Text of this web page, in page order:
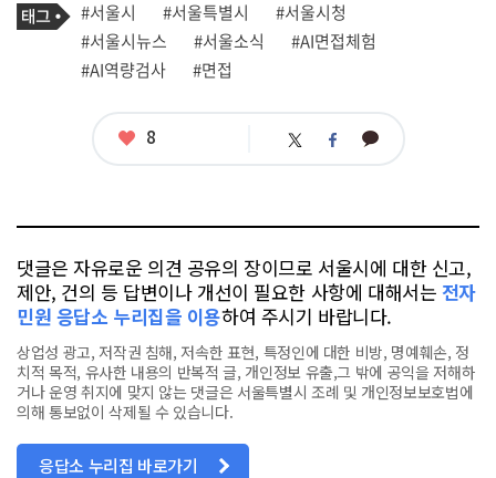
사
관
련
태
태
그
#서울시 #서울특별시
#서울시청
#서울시뉴스
#서울소식
#AI면접체험
#AI역량검사
#면접
좋
8 트 페 카
댓글은 자유로운 의견 공유의 장이므로 서울시에 대한 신고,
제안, 건의 등 답변이나 개선이 필요한 사항에 대해서는 전자
민원 응답소 누리집을 이용하여 주시기 바랍니다.
상업성 광고, 저작권 침해, 저속한 표현, 특정인에 대한 비방, 명예훼손, 정
치적 목적, 유사한 내용의 반복적 글, 개인정보 유출,그 밖에 공익을 저해하
거나 운영 취지에 맞지 않는 댓글은 서울특별시 조례 및 개인정보보호법에
의해 통보없이 삭제될 수 있습니다.
응답소 누리집 바로가기